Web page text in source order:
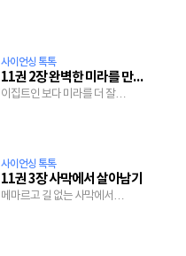
사이언싱 톡톡
11권 2장 완벽한 미라를 만드는 사막
이집트인 보다 미라를 더 잘
사이언싱 톡톡
11권 3장 사막에서 살아남기
메마르고 길 없는 사막에서